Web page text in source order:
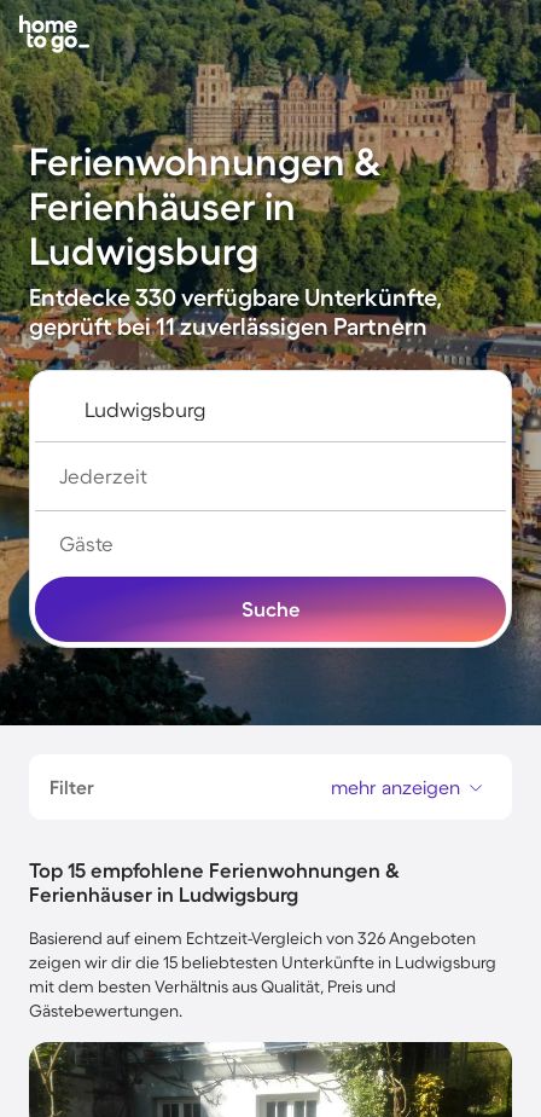
Ferienwohnungen &
Ferienhäuser in
Ludwigsburg
Entdecke 330 verfügbare Unterkünfte,
geprüft bei 11 zuverlässigen Partnern
Jederzeit
Gäste
Suche
Filter mehr anzeigen
Top 15 empfohlene Ferienwohnungen &
Ferienhäuser in Ludwigsburg
Basierend auf einem Echtzeit-Vergleich von 326 Angeboten
zeigen wir dir die 15 beliebtesten Unterkünfte in Ludwigsburg
mit dem besten Verhältnis aus Qualität, Preis und
Gästebewertungen.